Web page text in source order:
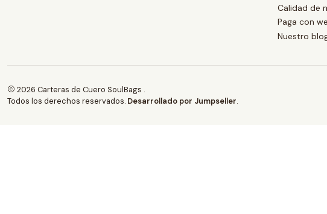
Calidad de
Paga con
Nuestro
2026 Carteras de Cuero SoulBags .
Todos los derechos reservados. Desarrollado por Jumpseller.